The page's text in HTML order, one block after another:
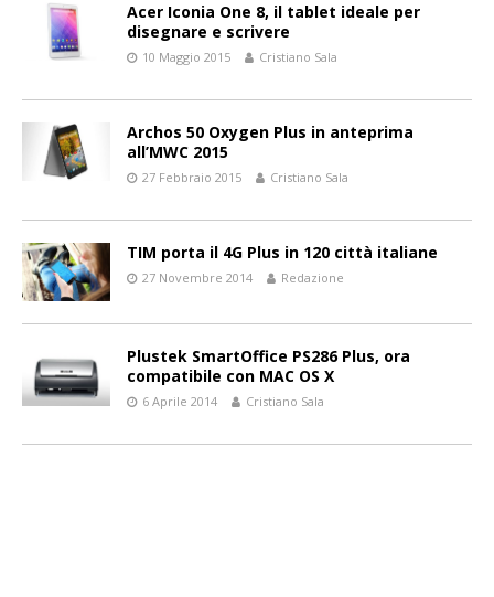
Acer Iconia One 8, il tablet ideale per
disegnare e scrivere
10 Maggio 2015 Cristiano Sala
Archos 50 Oxygen Plus in anteprima
all’MWC 2015
27 Febbraio 2015 Cristiano Sala
TIM porta il 4G Plus in 120 città italiane
27 Novembre 2014 Redazione
Plustek SmartOffice PS286 Plus, ora
compatibile con MAC OS X
6 Aprile 2014 Cristiano Sala